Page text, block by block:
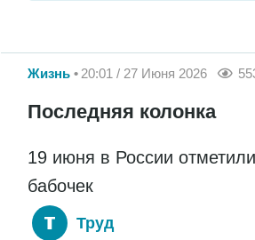
Жизнь 20:01 / 27 Июня 2026
Последняя колонка
19 июня в России
бабочек
Труд